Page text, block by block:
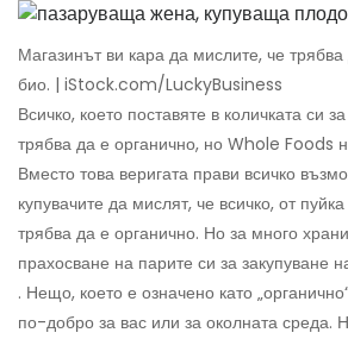
Магазинът ви кара да мислите, че трябва
био. | iStock.com/LuckyBusiness
Всичко, което поставяте в количката си
трябва да е органично, но Whole Foods
Вместо това веригата прави всичко
купувачите да мислят, че всичко, от
трябва да е органично. Но за много
прахосване на парите си за закупуване
. Нещо, което е означено като
по-добро за вас или за околната среда.